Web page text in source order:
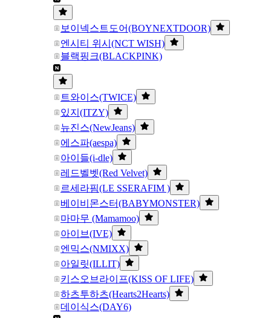
보이넥스트도어(BOYNEXTDOOR)
엔시티 위시(NCT WISH)
블랙핑크(BLACKPINK)
트와이스(TWICE)
있지(ITZY)
뉴진스(NewJeans)
에스파(aespa)
아이들(i-dle)
레드벨벳(Red Velvet)
르세라핌(LE SSERAFIM )
베이비몬스터(BABYMONSTER)
마마무 (Mamamoo)
아이브(IVE)
엔믹스(NMIXX)
아일릿(ILLIT)
키스오브라이프(KISS OF LIFE)
하츠투하츠(Hearts2Hearts)
데이식스(DAY6)